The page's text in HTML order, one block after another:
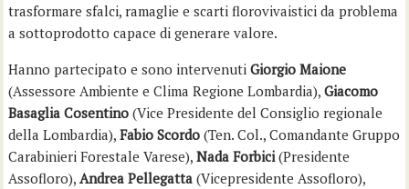
trasformare sfalci, ramaglie e scarti florovivaistici da problema
a sottoprodotto capace di generare valore.
Hanno partecipato e sono intervenutiGiorgio Maione
(Assessore Ambiente e Clima Regione Lombardia),Giacomo
Basaglia Cosentino (Vice Presidente del Consiglio regionale
della Lombardia),Fabio Scordo(Ten. Col., Comandante Gruppo
Carabinieri Forestale Varese),Nada Forbici(Presidente
Assofloro),Andrea Pellegatta(Vicepresidente Assofloro),